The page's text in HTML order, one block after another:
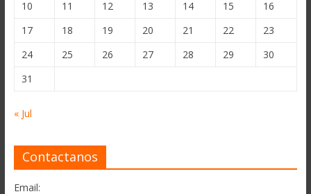
10
11 12 13 14 15
16
17
18 19 20 21 22
23
24
25 26 27 28 29
30
31
« Jul
Contactanos
Email: